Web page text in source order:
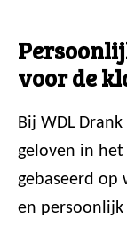
voor de
Bij WDL
geloven in
gebaseerd
en persoonlijk